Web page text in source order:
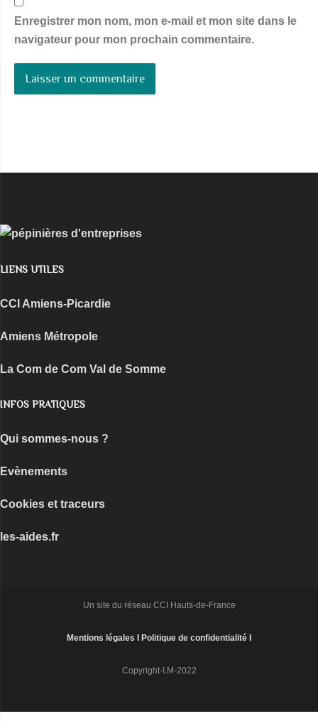
Enregistrer mon nom, mon e-mail et mon site dans le
navigateur pour mon prochain commentaire.
LIENS UTILES
CCI Amiens-Picardie
Amiens Métropole
La Com de Com Val de Somme
INFOS PRATIQUES
Qui sommes-nous ?
Evènements
Cookies et traceurs
les-aides.fr
Un site du réseau CCI Hauts-de-France
Mentions légales I Politique de confidentialité I
Copyright-I.M-2022